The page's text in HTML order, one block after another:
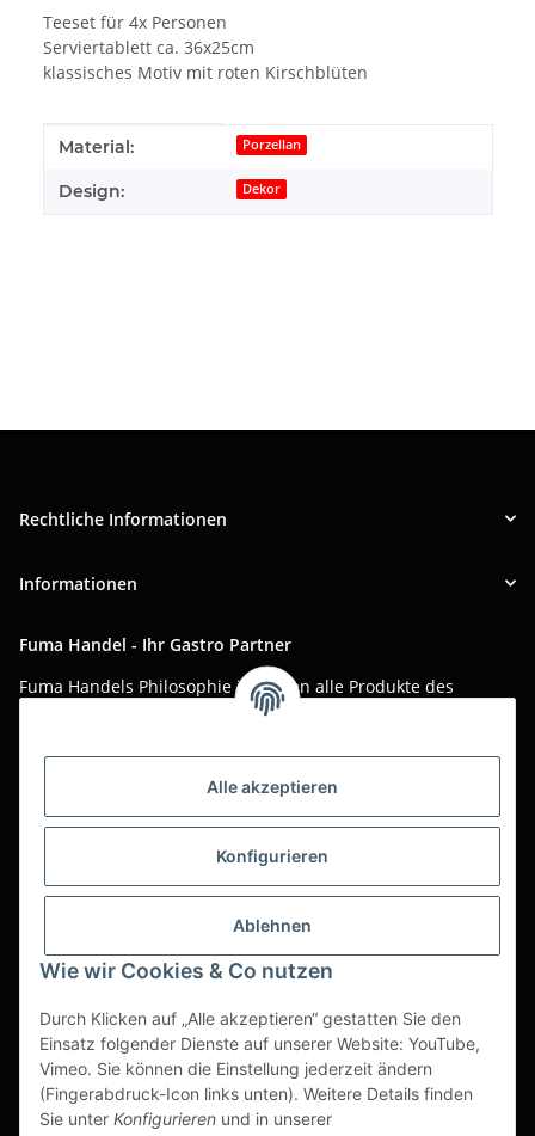
Alle akzeptieren
Konfigurieren
Ablehnen
Wie wir Cookies & Co nutzen
Durch Klicken auf „Alle akzeptieren“ gestatten Sie den
Einsatz folgender Dienste auf unserer Website: YouTube,
Vimeo. Sie können die Einstellung jederzeit ändern
(Fingerabdruck-Icon links unten). Weitere Details finden
Sie unter Konfigurieren und in unserer
Teeset für 4x Personen
Serviertablett ca. 36x25cm
klassisches Motiv mit roten Kirschblüten
Produkteigenschaft
Wert
Material: Porzellan
Design: Dekor
Rechtliche Informationen
Informationen
Fuma Handel - Ihr Gastro Partner
Fuma Handels Philosophie ist, Ihnen alle Produkte des
täglichen Gastro-Alltags zu günstigen Online-Preisen mit
Asiatika, Gastraum-Dekorationen, Tischgedeck, Servietten,
weltweit um Ihnen das perfekte Produkt zum optimalen Preis
Seit über 20 Jahren sind wir für Sie im Einsatz!
geltender gesetzl. USt.
Dies ist ein reiner B2B Shop für Gewerbetreibende -
Bestellungen von Privatkunden werden nicht bearbeitet!
Partner-Seite
https://ruuga.de